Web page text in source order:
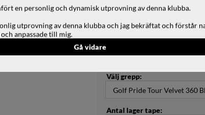
Justering lie:
Välj grepp:
Antal lager tape:
en personlig och dynamisk utprovning av denna klubba.
utprovning av denna klubba och jag bekräftat och förstår
anpassade till mig.
Gå vidare